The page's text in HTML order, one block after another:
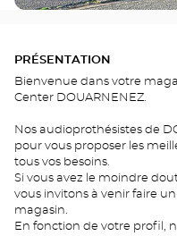
PRÉSENTATION
Bienvenue dans votre
Center DOUARNENEZ.
Nos audioprothésistes de
pour vous proposer les
tous vos besoins.
Si vous avez le moindre
vous invitons à venir faire
magasin.
En fonction de votre profil,